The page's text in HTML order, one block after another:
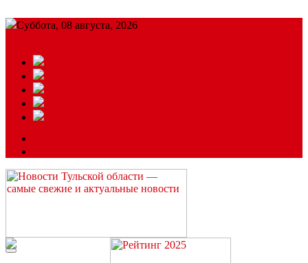
Суббота, 08 августа, 2026
Читайте последние новости дня в Тульской области на сайте
“ЗаНовомосковск”